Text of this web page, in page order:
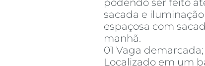
podendo ser feito
sacada e
espaçosa com
manhã.
01 Vaga demarcada;
Localizado em um